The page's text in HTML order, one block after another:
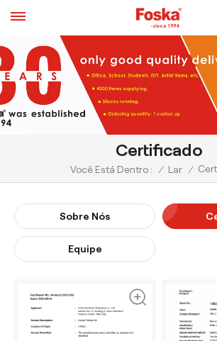
Certificado
Você Está Dentro : / Lar /
Sobre Nós
Equipe